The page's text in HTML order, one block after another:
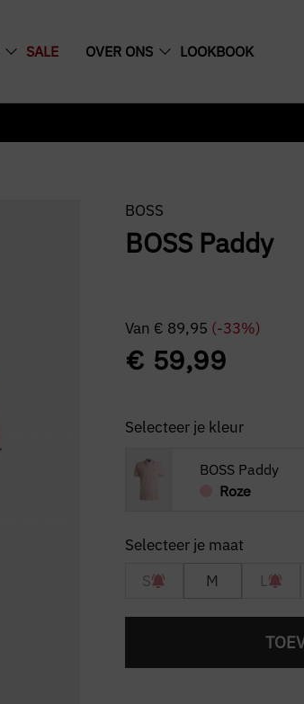
SALE OVER ONS LOOKBOOK
BOSS
BOSS Paddy
Van € 89,95 (-33%)
€59,99
Selecteer je kleur
BOSS Paddy
Roze
S M L